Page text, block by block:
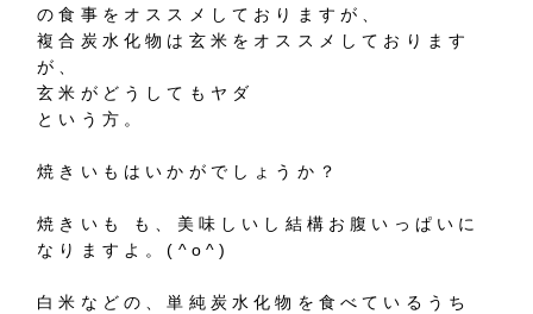
の食事をオススメしておりますが、
複合炭水化物は玄米をオススメしております
が、
玄米がどうしてもヤダ
という方。
焼きいもはいかがでしょうか？
焼きいも も、美味しいし結構お腹いっぱいに
なりますよ。(^o^)
白米などの、単純炭水化物を食べているうち